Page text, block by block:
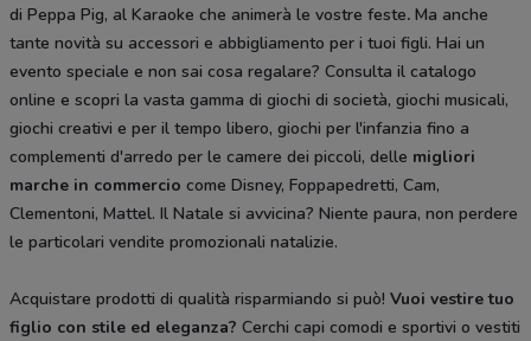
di Peppa Pig, al Karaoke che animerà le vostre feste. Ma anche
tante novità su accessori e abbigliamento per i tuoi figli. Hai un
evento speciale e non sai cosa regalare? Consulta il catalogo
online e scopri la vasta gamma di giochi di società, giochi musicali,
giochi creativi e per il tempo libero, giochi per l'infanzia fino a
complementi d'arredo per le camere dei piccoli, delle migliori
marche in commercio come Disney, Foppapedretti, Cam,
Clementoni, Mattel. Il Natale si avvicina? Niente paura, non perdere
le particolari vendite promozionali natalizie.
Acquistare prodotti di qualità risparmiando si può! Vuoi vestire tuo
figlio con stile ed eleganza? Cerchi capi comodi e sportivi o vestiti